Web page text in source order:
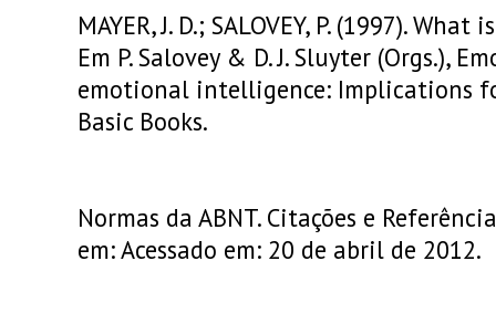
MAYER, J. D.; SALOVEY, P. (1997).
Em P. Salovey & D. J. Sluyter (Orgs.),
emotional intelligence: Implications
Basic Books.
Normas da ABNT. Citações e
em: Acessado em: 20 de abril de 2012.